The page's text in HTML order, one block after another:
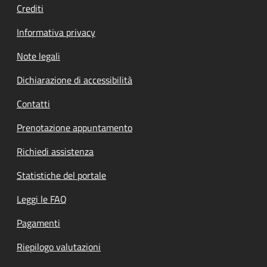
Crediti
Informativa privacy
Note legali
Dichiarazione di accessibilità
Contatti
Prenotazione appuntamento
Richiedi assistenza
Statistiche del portale
Leggi le FAQ
Pagamenti
Riepilogo valutazioni